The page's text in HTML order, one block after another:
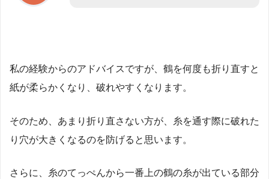
私の経験からのアドバイスですが、鶴を何度も折り直すと
紙が柔らかくなり、破れやすくなります。
そのため、あまり折り直さない方が、糸を通す際に破れた
り穴が大きくなるのを防げると思います。
さらに、糸のてっぺんから一番上の鶴の糸が出ている部分